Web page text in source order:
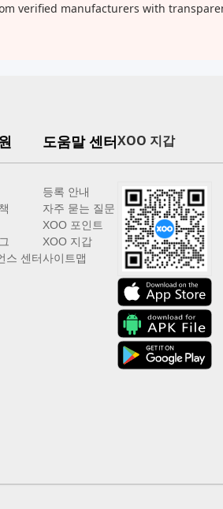
verified manufacturers with
스 센터
도움말 센터
등록 안내
자주 묻는 질문
XOO 포인트
XOO 지갑
사이트맵
XOO 지갑